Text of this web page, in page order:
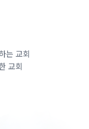
는 교회
교회